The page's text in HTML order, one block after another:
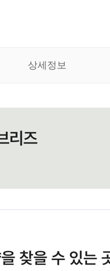
상세정보